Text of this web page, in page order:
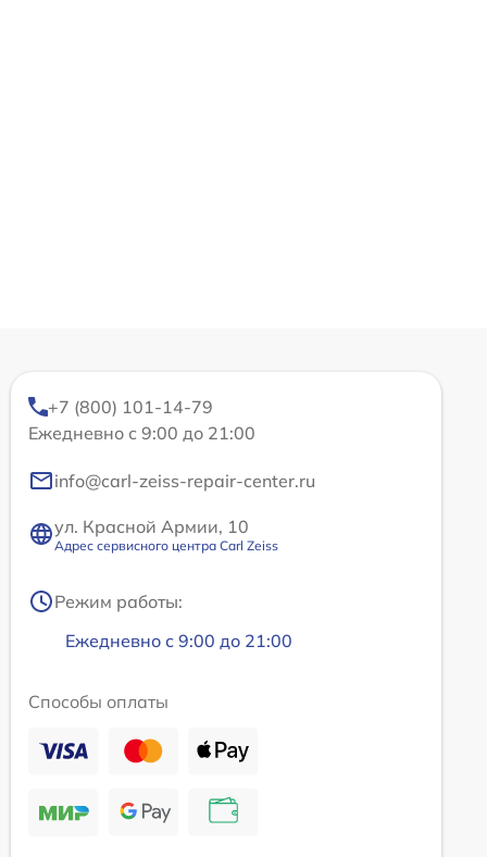
+7 (800) 101-14-79
Ежедневно с 9:00 до 21:00
info@carl-zeiss-repair-center.ru
ул. Красной Армии, 10
Адрес сервисного центра Carl Zeiss
Режим работы:
Ежедневно с 9:00 до 21:00
Способы оплаты